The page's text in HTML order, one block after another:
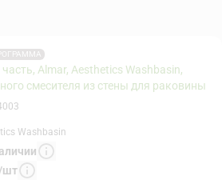
Almar, Aesthetics Washbasin,
смесителя из стены для раковины
Washbasin
/шт